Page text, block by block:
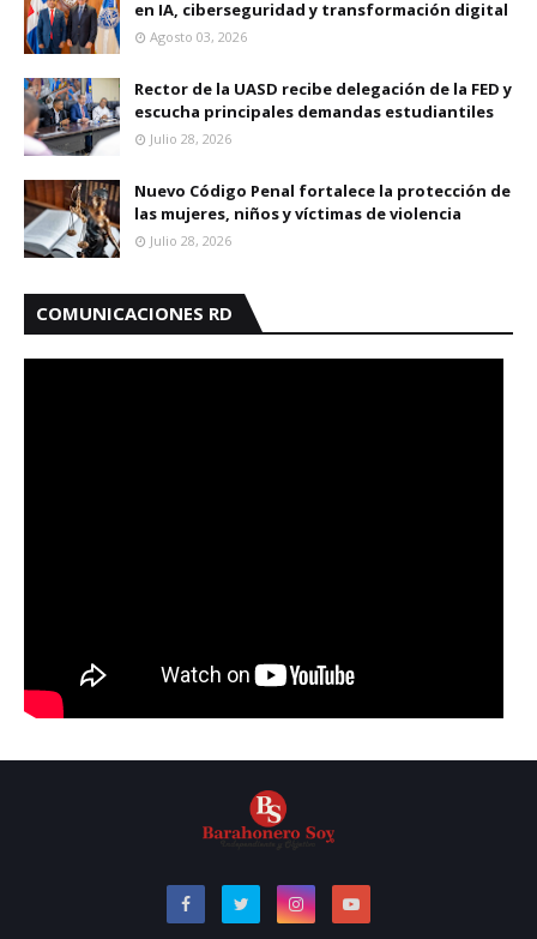
en IA, ciberseguridad y transformación digital
Agosto 03, 2026
Rector de la UASD recibe delegación de la FED y
escucha principales demandas estudiantiles
Julio 28, 2026
Nuevo Código Penal fortalece la protección de
las mujeres, niños y víctimas de violencia
Julio 28, 2026
COMUNICACIONES RD